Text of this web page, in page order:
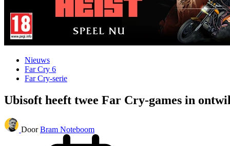
Nieuws
Far Cry 6
Far Cry-serie
Ubisoft heeft twee Far Cry-games in
Door Bram Noteboom